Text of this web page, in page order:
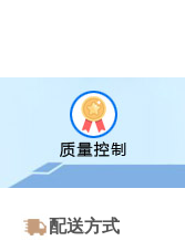
配送方式